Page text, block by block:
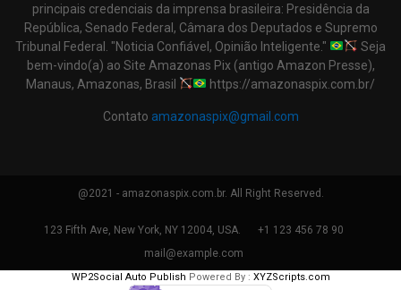
principais credenciais da imprensa brasileira: Presidência da
República, Senado Federal, Câmara dos Deputados e Supremo
Tribunal Federal. "Noticia Confiável, Opinião Inteligente."
Seja
bem-vindo(a) ao Site Amazonas Pix (antigo Amazon Presse),
Manaus, Amazonas, Brasil
https://amazonaspix.com.br/
Contato amazonaspix@gmail.com
@2021 - amazonaspix.com.br. All Right Reserved.
123 Fifth Ave, New York, NY 12004, USA.
+1 123 456 78 90
mail@example.com
WP2Social Auto Publish Powered By : XYZScripts.com